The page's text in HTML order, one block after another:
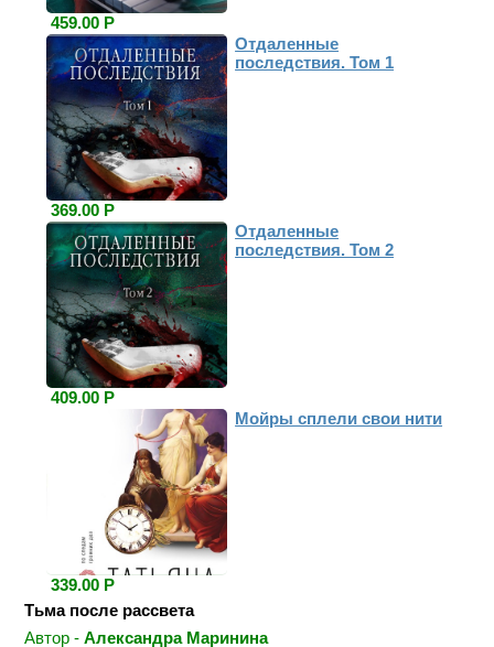
459.00 Р
Отдаленные
последствия. Том 1
369.00 Р
Отдаленные
последствия. Том 2
409.00 Р
Мойры сплели свои нити
339.00 Р
Тьма после рассвета
Автор - Александра Маринина